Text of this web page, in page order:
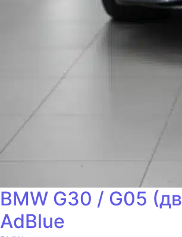
BMW G30 / G05
AdBlue